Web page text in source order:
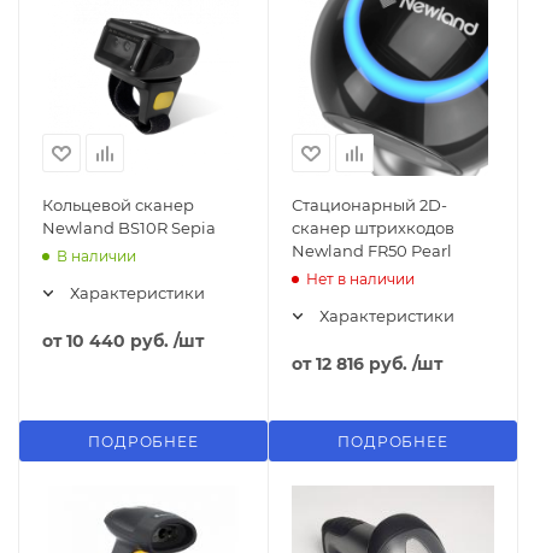
Кольцевой сканер
Newland BS10R Sepia
В наличии
Характеристики
от10 440 руб. /шт
ПОДРОБНЕЕ
Стационарный 2D-
сканер штрихкодов
Newland FR50 Pearl
Нет в наличии
Характеристики
от12 816 руб. /шт
ПОДРОБНЕЕ